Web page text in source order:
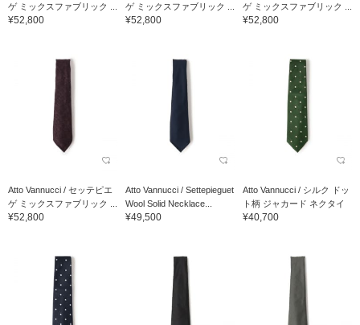
ゲ ミックスファブリック ...
¥52,800
ゲ ミックスファブリック ...
¥52,800
ゲ ミックスファブリック ...
¥52,800
Atto Vannucci / セッテピエ
ゲ ミックスファブリック ...
¥52,800
Atto Vannucci / Settepieguet
Wool Solid Necklace...
¥49,500
Atto Vannucci / シルク ドッ
ト柄 ジャカード ネクタイ
¥40,700